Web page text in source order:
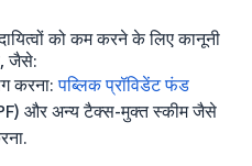
को कम करने के लिए कानूनी
जैसे:
करना:पब्लिक प्रॉविडेंट फंड
और अन्य टैक्स-मुक्त स्कीम जैसे